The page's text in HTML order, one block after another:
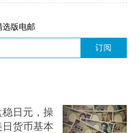
版电邮
订阅
日元，操
货币基本